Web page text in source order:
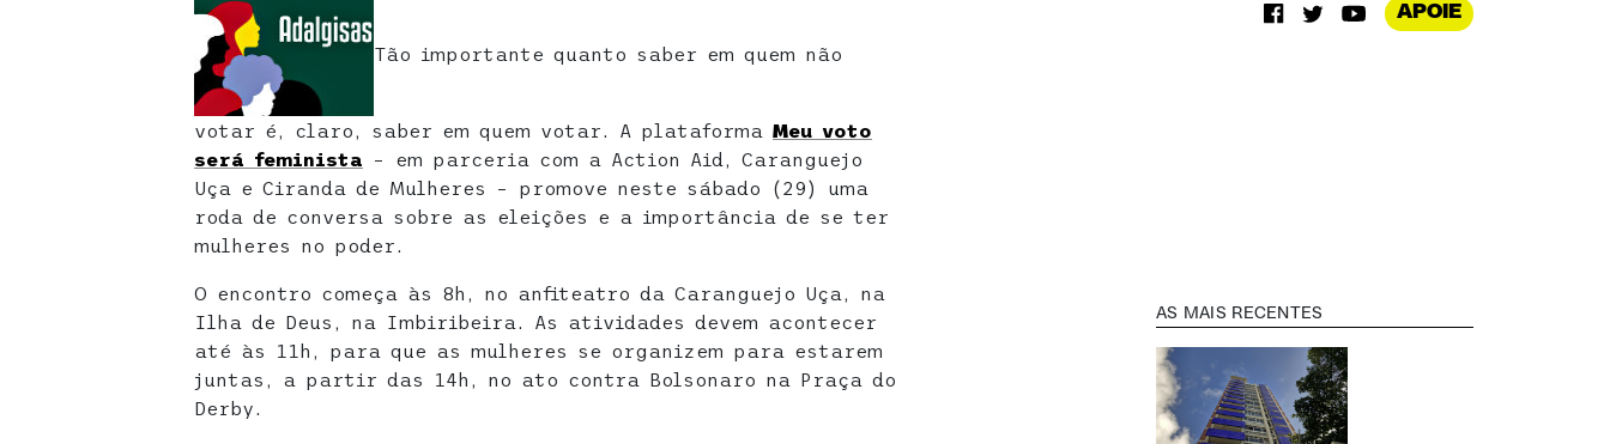
Tão importante quanto saber em quem não
votar é, claro, saber em quem votar. A plataforma Meu voto
será feminista – em parceria com a Action Aid, Caranguejo
Uça e Ciranda de Mulheres – promove neste sábado (29) uma
roda de conversa sobre as eleições e a importância de se ter
mulheres no poder.
O encontro começa às 8h, no anfiteatro da Caranguejo Uça, na
Ilha de Deus, na Imbiribeira. As atividades devem acontecer
até às 11h, para que as mulheres se organizem para estarem
juntas, a partir das 14h, no ato contra Bolsonaro na Praça do
Derby.
APOIE
AS MAIS RECENTES